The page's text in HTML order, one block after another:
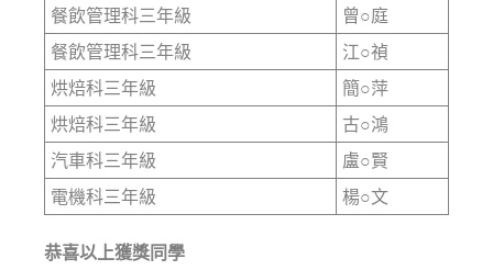
餐飲管理科三年級
曾○庭
餐飲管理科三年級
江○禎
烘焙科三年級
簡○萍
烘焙科三年級
古○鴻
汽車科三年級
盧○賢
電機科三年級
楊○文
恭喜以上獲獎同學